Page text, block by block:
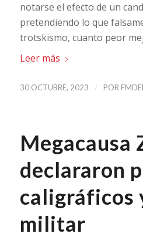
notarse el efecto de un
pretendiendo lo que
trotskismo, cuanto peor
Leer más
30 OCTUBRE, 2023 / POR
Megacausa
declararon
caligráficos
militar